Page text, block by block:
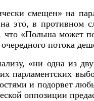
смещен» на
на это, в
что «Польша может
потока
«ни одна из
парламентских
и подорвет
оппозиции